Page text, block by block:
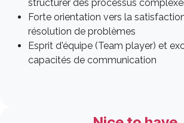
structurer des processus
Forte orientation vers la
résolution de problèmes
Esprit d'équipe (Team player) et
capacités de communication